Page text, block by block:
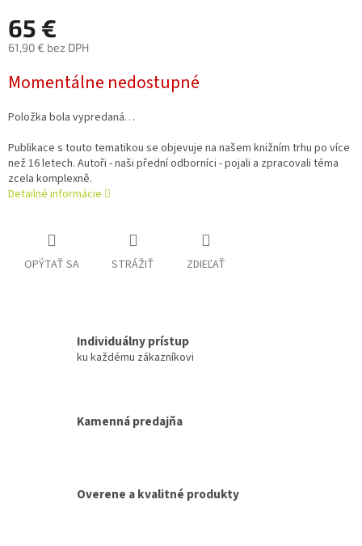
65 €
61,90 € bez DPH
cena:
Momentálne nedostupné
Položka bola vypredaná…
Publikace s touto tematikou se objevuje na našem knižním trhu po více
než 16 letech. Autoři - naši přední odborníci - pojali a zpracovali téma
zcela komplexně.
Detailné informácie
OPÝTAŤ SA STRÁŽIŤ ZDIEĽAŤ
Individuálny prístup
ku každému zákazníkovi
Kamenná predajňa
Overene a kvalitné produkty